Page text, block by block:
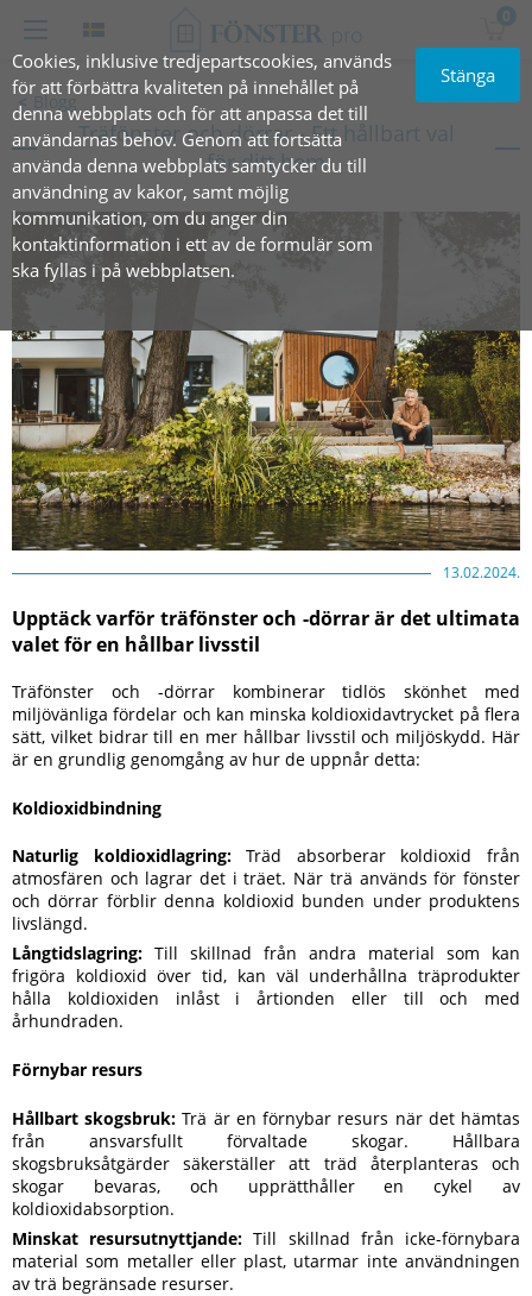
Cookies, inklusive tredjepartscookies, används
för att förbättra kvaliteten på innehållet på
denna webbplats och för att anpassa det till
användarnas behov. Genom att fortsätta
använda denna webbplats samtycker du till
användning av kakor, samt möjlig
kommunikation, om du anger din
kontaktinformation i ett av de formulär som
ska fyllas i på webbplatsen.
Stänga
0
Blogg
Träfönster och dörrar - Ett hållbart val
för ditt hem
13.02.2024.
Upptäck varför träfönster och -dörrar är det ultimata
valet för en hållbar livsstil
Träfönster och -dörrar kombinerar tidlös skönhet med
miljövänliga fördelar och kan minska koldioxidavtrycket på flera
sätt, vilket bidrar till en mer hållbar livsstil och miljöskydd. Här
är en grundlig genomgång av hur de uppnår detta:
Koldioxidbindning
Naturlig koldioxidlagring:Träd absorberar koldioxid från
atmosfären och lagrar det i träet. När trä används för fönster
och dörrar förblir denna koldioxid bunden under produktens
livslängd.
Långtidslagring: Till skillnad från andra material som kan
frigöra koldioxid över tid, kan väl underhållna träprodukter
hålla koldioxiden inlåst i årtionden eller till och med
århundraden.
Förnybar resurs
Hållbart skogsbruk: Trä är en förnybar resurs när det hämtas
från ansvarsfullt förvaltade skogar. Hållbara
skogsbruksåtgärder säkerställer att träd återplanteras och
skogar bevaras, och upprätthåller en cykel av
koldioxidabsorption.
Minskat resursutnyttjande: Till skillnad från icke-förnybara
material som metaller eller plast, utarmar inte användningen
av trä begränsade resurser.